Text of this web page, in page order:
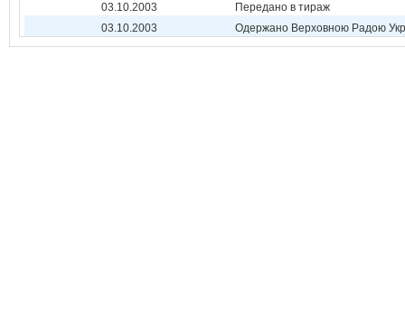
03.10.2003
Передано в тираж
03.10.2003
Одержано Верховною Радою